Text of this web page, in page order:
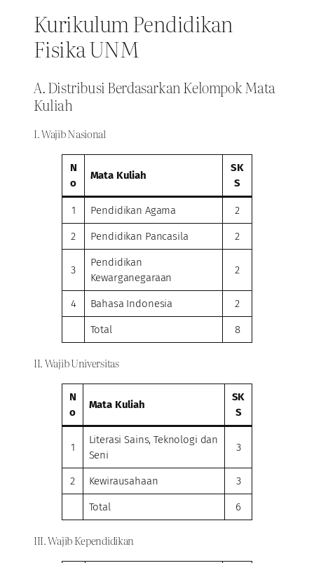
Kurikulum Pendidikan
Fisika UNM
A. Distribusi Berdasarkan Kelompok Mata
Kuliah
I. Wajib Nasional
N
o
Mata Kuliah
SK
S
1 Pendidikan Agama 2
2 Pendidikan Pancasila 2
3
Pendidikan
Kewarganegaraan
2
4 Bahasa Indonesia 2
Total 8
II. Wajib Universitas
N
o
Mata Kuliah
SK
S
1
Literasi Sains, Teknologi dan
Seni
3
2 Kewirausahaan 3
Total 6
III. Wajib Kependidikan